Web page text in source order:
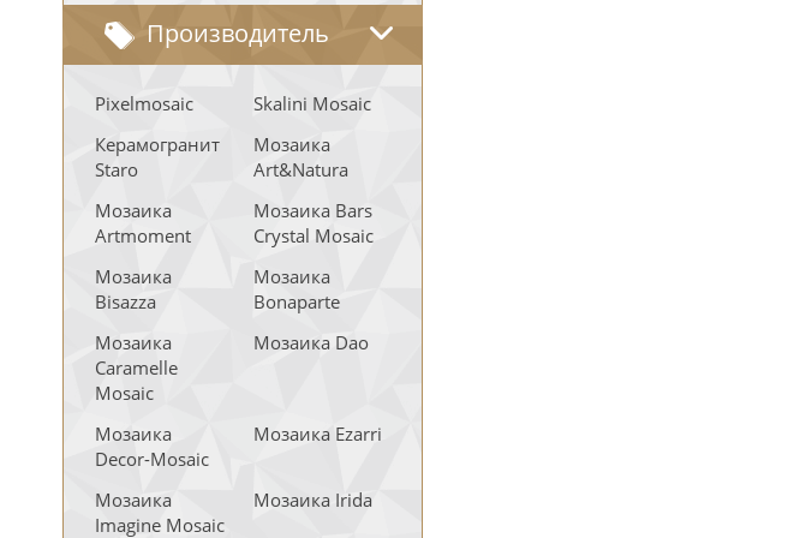
Производитель
Pixelmosaic
Skalini Mosaic
Керамогранит
Staro
Мозаика
Art&Natura
Мозаика
Artmoment
Мозаика Bars
Crystal Mosaic
Мозаика
Bisazza
Мозаика
Bonaparte
Мозаика
Caramelle
Mosaic
Мозаика Dao
Мозаика
Decor-Mosaic
Мозаика Ezarri
Мозаика
Imagine Mosaic
Мозаика Irida